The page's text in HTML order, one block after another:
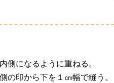
側になるように重ねる。
の印から下を１㎝幅で縫う。